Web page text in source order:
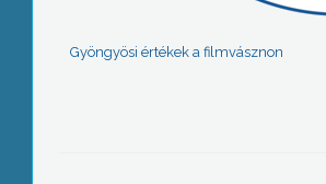
Gyöngyösi értékek a filmvásznon